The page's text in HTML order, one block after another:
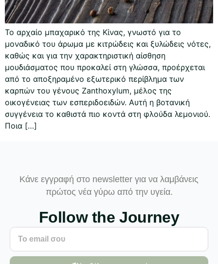
Το αρχαίο μπαχαρικό της Κίνας, γνωστό για το
μοναδικό του άρωμα με κιτρώδεις και ξυλώδεις νότες,
καθώς και για την χαρακτηριστική αίσθηση
μουδιάσματος που προκαλεί στη γλώσσα, προέρχεται
από το αποξηραμένο εξωτερικό περίβλημα των
καρπών του γένους Zanthoxylum, μέλος της
οικογένειας των εσπεριδοειδών. Αυτή η βοτανική
συγγένεια το καθιστά πιο κοντά στη φλούδα λεμονιού.
Ποια […]
Κάνε εγγραφή στο newsletter για να λαμβάνεις
πρώτος νέα γύρω από την υγεία.
Follow the Journey